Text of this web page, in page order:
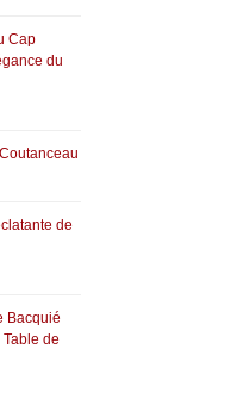
Cap
du
de
Bacquié
de